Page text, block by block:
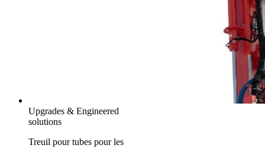
Upgrades & Engineered
solutions
Treuil pour tubes pour les